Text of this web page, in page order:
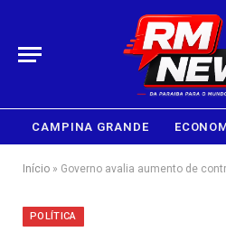
CAMPINA GRANDE
Início » Governo avalia aumento de
POLÍTICA